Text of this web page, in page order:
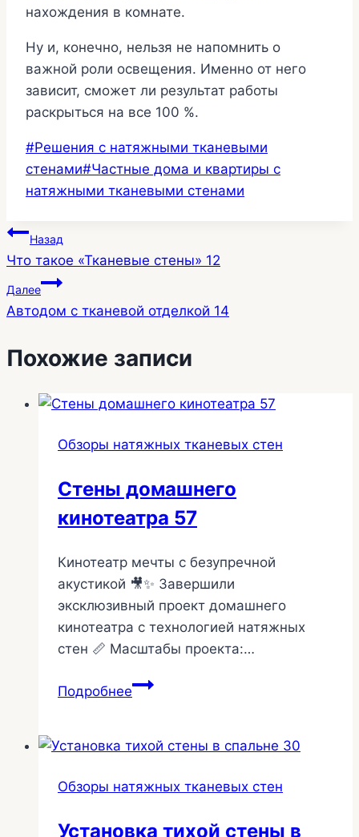
нахождения в комнате.
Ну и, конечно, нельзя не напомнить о
важной роли освещения. Именно от него
зависит, сможет ли результат работы
раскрыться на все 100 %.
Метки
записи:
#Решения с натяжными тканевыми
стенами#Частные дома и квартиры с
натяжными тканевыми стенами
Навигация
по
записям
Назад
Что такое «Тканевые стены» 12
Далее
Автодом с тканевой отделкой 14
Похожие записи
Обзоры натяжных тканевых стен
Стены домашнего
кинотеатра 57
Кинотеатр мечты с безупречной
акустикой 🎥✨ Завершили
эксклюзивный проект домашнего
кинотеатра с технологией натяжных
стен 📏 Масштабы проекта:…
ПодробнееСтены
57
Обзоры натяжных тканевых стен
Установка тихой стены в